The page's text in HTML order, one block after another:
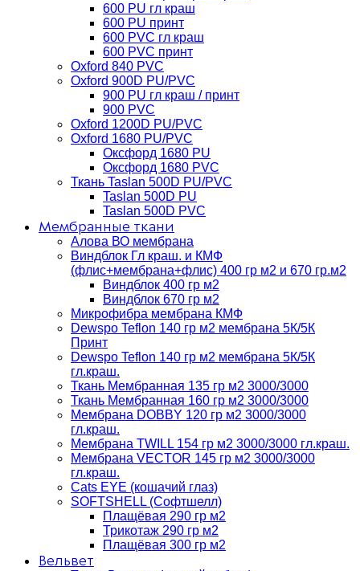
600 PU гл краш
600 PU принт
600 PVC гл краш
600 PVC принт
Oxford 840 PVC
Oxford 900D PU/PVC
900 PU гл краш / принт
900 PVC
Oxford 1200D PU/PVC
Oxford 1680 PU/PVC
Оксфорд 1680 PU
Оксфорд 1680 PVC
Ткань Taslan 500D PU/PVC
Taslan 500D PU
Taslan 500D PVC
Мембранные ткани
Алова ВО мембрана
Виндблок Гл краш. и КМФ
(флис+мембрана+флис) 400 гр м2 и 670 гр.м2
Виндблок 400 гр м2
Виндблок 670 гр м2
Микрофибра мембрана КМФ
Dewspo Teflon 140 гр м2 мембрана 5К/5К
Принт
Dewspo Teflon 140 гр м2 мембрана 5К/5К
гл.краш.
Ткань Мембранная 135 гр м2 3000/3000
Ткань Мембранная 160 гр м2 3000/3000
Мембрана DOBBY 120 гр м2 3000/3000
гл.краш.
Мембрана TWILL 154 гр м2 3000/3000 гл.краш.
Мембрана VECTOR 145 гр м2 3000/3000
гл.краш.
Cats EYE (кошачий глаз)
SOFTSHELL (Софтшелл)
Плащёвая 290 гр м2
Трикотаж 290 гр м2
Плащёвая 300 гр м2
Вельвет